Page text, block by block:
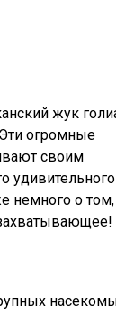
жук
огромные
своим
удивительного
немного о том,